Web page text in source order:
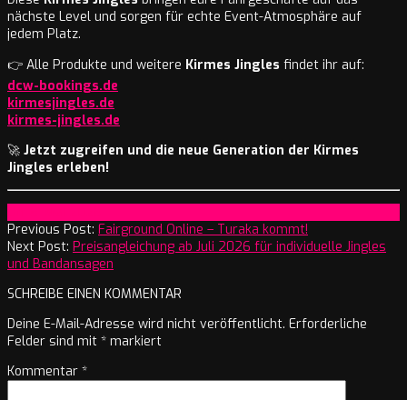
nächste Level und sorgen für echte Event-Atmosphäre auf
jedem Platz.
👉 Alle Produkte und weitere Kirmes Jingles findet ihr auf:
dcw-bookings.de
kirmesjingles.de
kirmes-jingles.de
🚀 Jetzt zugreifen und die neue Generation der Kirmes
Jingles erleben!
05-
08
Previous Post: Fairground Online – Turaka kommt!
Next Post: Preisangleichung ab Juli 2026 für individuelle Jingles
und Bandansagen
SCHREIBE EINEN KOMMENTAR
Deine E-Mail-Adresse wird nicht veröffentlicht. Erforderliche
Felder sind mit * markiert
Kommentar *